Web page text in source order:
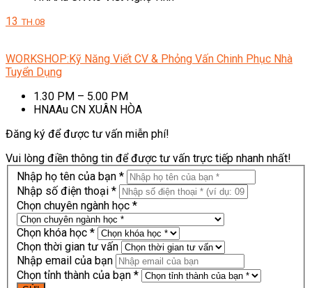
13 TH.08
WORKSHOP:Kỹ Năng Viết CV & Phỏng Vấn Chinh Phục Nhà
Tuyển Dụng
1.30 PM – 5.00 PM
HNAAu CN XUÂN HÒA
Đăng ký để được tư vấn miễn phí!
Vui lòng điền thông tin để được tư vấn trực tiếp nhanh nhất!
Nhập họ tên của bạn *
Nhập số điện thoại *
Chọn chuyên ngành học *
Chọn khóa học *
Chọn thời gian tư vấn
Nhập email của bạn
Chọn tỉnh thành của bạn *